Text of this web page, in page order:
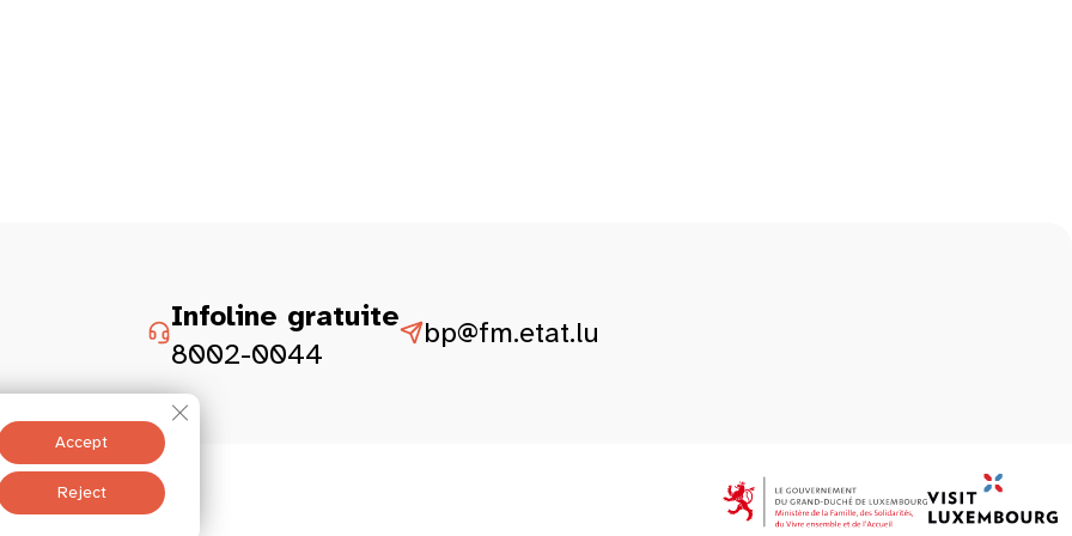
Infoline gratuite
8002-0044
bp@fm.etat.lu
Aspekter
Accept
Reject
Close GDPR Cookie Banner